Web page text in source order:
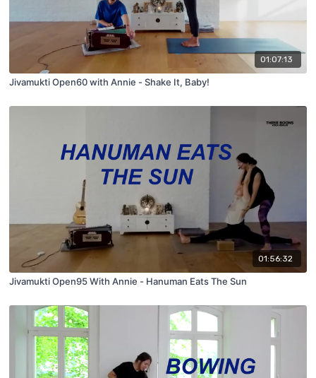
01:07:13
Jivamukti Open60 with Annie - Shake It, Baby!
01:56:32
Jivamukti Open95 With Annie - Hanuman Eats The Sun